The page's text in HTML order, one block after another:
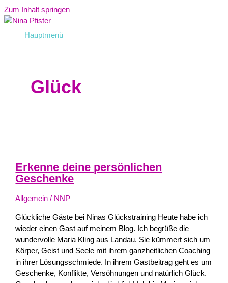
Zum Inhalt springen
Hauptmenü
Glück
Erkenne deine persönlichen
Geschenke
Allgemein / NNP
Glückliche Gäste bei Ninas Glückstraining Heute habe ich
wieder einen Gast auf meinem Blog. Ich begrüße die
wundervolle Maria Kling aus Landau. Sie kümmert sich um
Körper, Geist und Seele mit ihrem ganzheitlichen Coaching
in ihrer Lösungsschmiede. In ihrem Gastbeitrag geht es um
Geschenke, Konflikte, Versöhnungen und natürlich Glück.